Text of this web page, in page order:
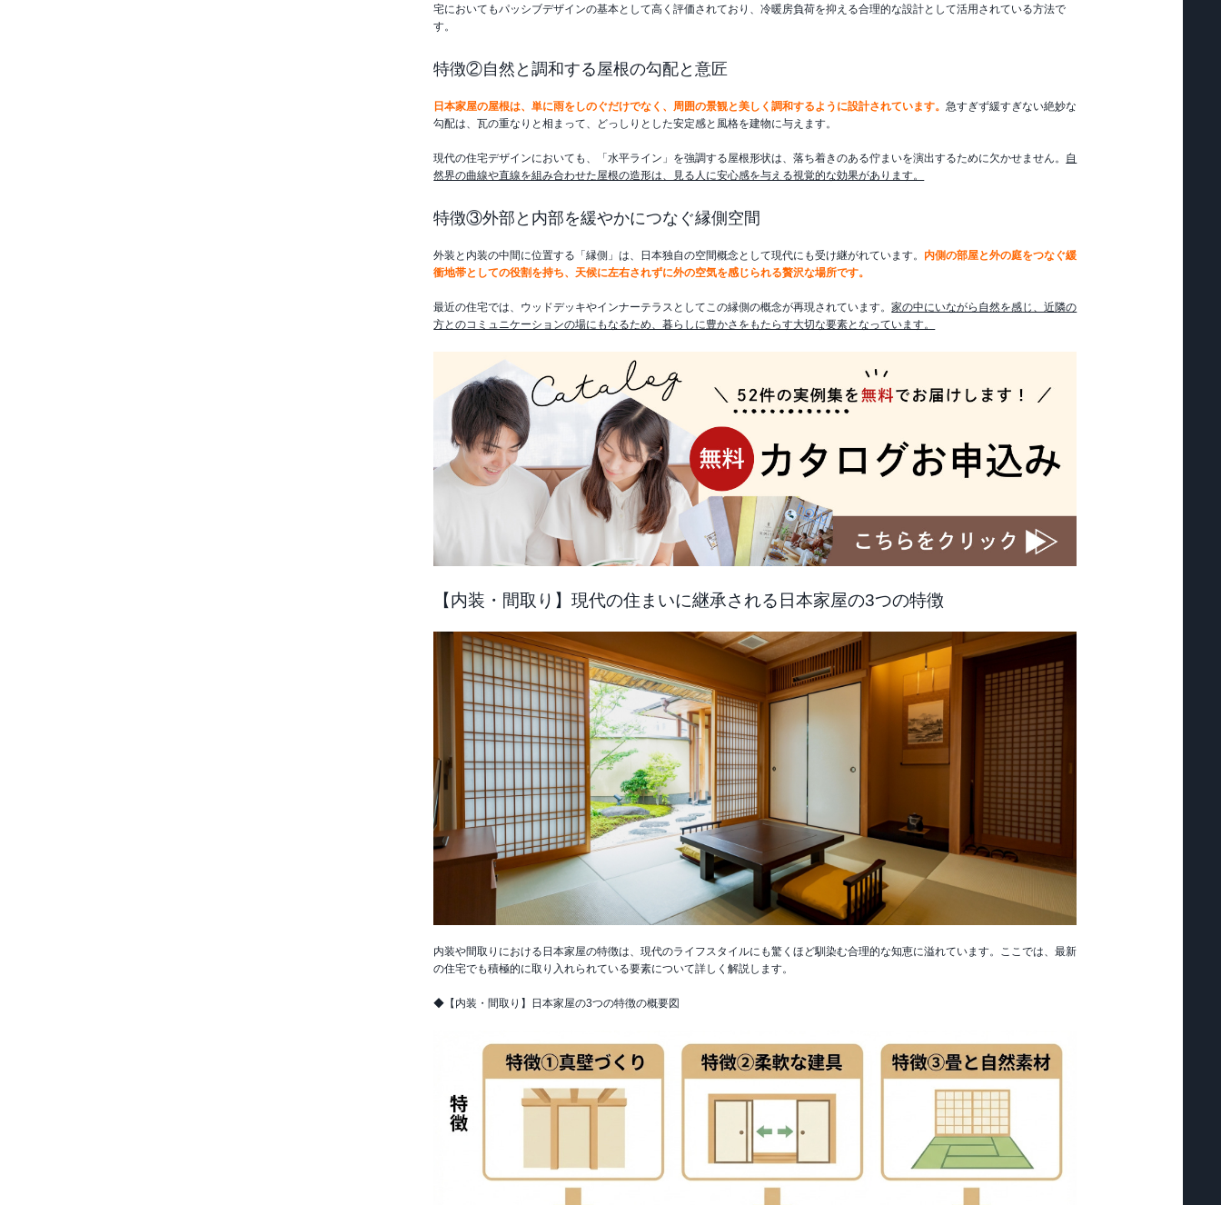
宅においてもパッシブデザインの基本として高く評価されており、冷暖房負荷を抑える合理的な設計として活用されている方法で
す。
特徴②自然と調和する屋根の勾配と意匠
日本家屋の屋根は、単に雨をしのぐだけでなく、周囲の景観と美しく調和するように設計されています。急すぎず緩すぎない絶妙な
勾配は、瓦の重なりと相まって、どっしりとした安定感と風格を建物に与えます。
現代の住宅デザインにおいても、「水平ライン」を強調する屋根形状は、落ち着きのある佇まいを演出するために欠かせません。 自
然界の曲線や直線を組み合わせた屋根の造形は、見る人に安心感を与える視覚的な効果があります。
特徴③外部と内部を緩やかにつなぐ縁側空間
外装と内装の中間に位置する「縁側」は、日本独自の空間概念として現代にも受け継がれています。 内側の部屋と外の庭をつなぐ緩
衝地帯としての役割を持ち、天候に左右されずに外の空気を感じられる贅沢な場所です。
最近の住宅では、ウッドデッキやインナーテラスとしてこの縁側の概念が再現されています。家の中にいながら自然を感じ、近隣の
方とのコミュニケーションの場にもなるため、暮らしに豊かさをもたらす大切な要素となっています。
【内装・間取り】現代の住まいに継承される日本家屋の3つの特徴
内装や間取りにおける日本家屋の特徴は、現代のライフスタイルにも驚くほど馴染む合理的な知恵に溢れています。ここでは、最新
の住宅でも積極的に取り入れられている要素について詳しく解説します。
◆【内装・間取り】日本家屋の3つの特徴の概要図